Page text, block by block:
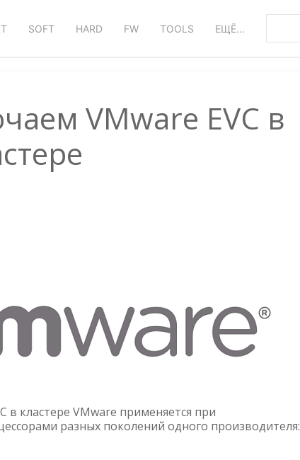
SOFT HARD FW TOOLS ЕЩЁ…
VMware EVC в
в кластере VMware применяется при
разных поколений одного производителя: